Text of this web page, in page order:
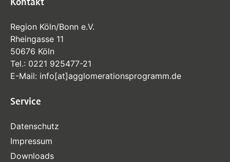
Region Köln/Bonn e.V.
Rheingasse 11
50676 Köln
Tel.: 0221 925477-21
E-Mail: info[at]agglomerationsprogramm.de
Service
Datenschutz
Impressum
Downloads